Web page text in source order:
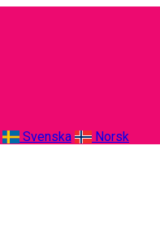
Svenska Norsk